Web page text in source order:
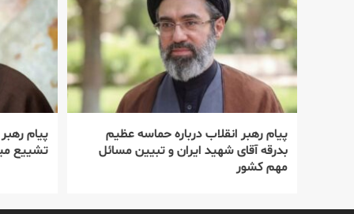
پیام رهبر انقلاب درباره حماسه عظیم
بدرقه آقای شهید ایران و تبیین مسائل
مهم کشور
پیام
تشییع